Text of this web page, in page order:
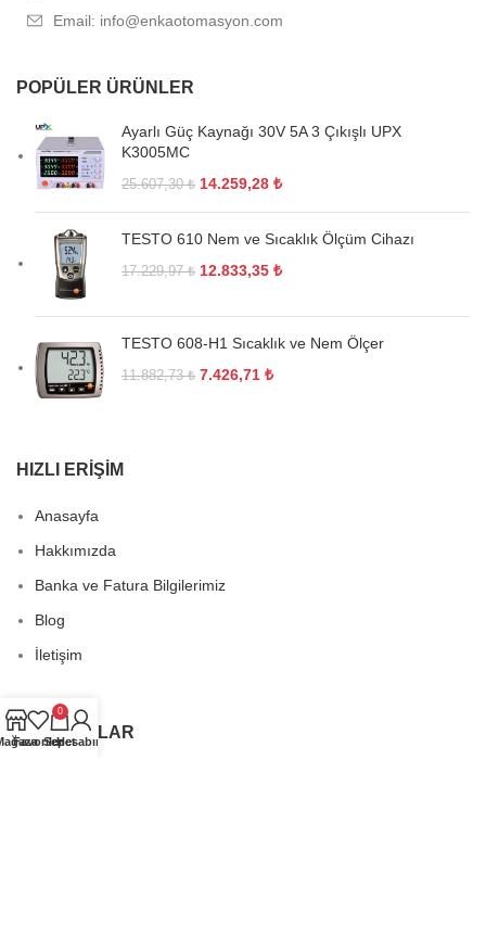
Email: info@enkaotomasyon.com
POPÜLER ÜRÜNLER
Ayarlı Güç Kaynağı 30V 5A 3 Çıkışlı UPX
K3005MC
25.607,30₺ 14.259,28 ₺
TESTO 610 Nem ve Sıcaklık Ölçüm Cihazı
17.229,97₺ 12.833,35 ₺
TESTO 608-H1 Sıcaklık ve Nem Ölçer
11.882,73₺ 7.426,71 ₺
HIZLI ERIŞIM
Anasayfa
Hakkımızda
Banka ve Fatura Bilgilerimiz
Blog
İletişim
POLITIKALAR
Favoriler
0
Sepet
Hesabım